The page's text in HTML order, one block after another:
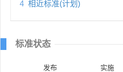
4 相近标准(计划)
标准状态
发布 实施